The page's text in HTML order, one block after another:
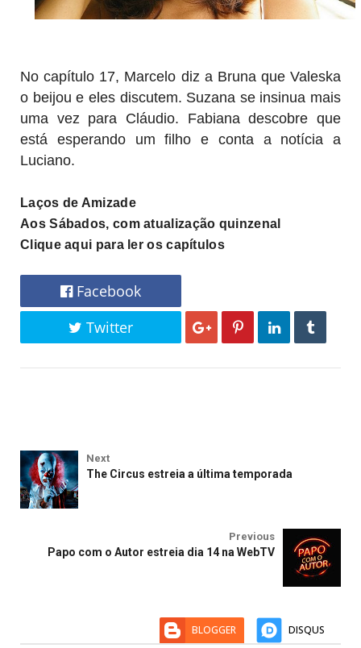
No capítulo 17, Marcelo diz a Bruna que Valeska
o beijou e eles discutem. Suzana se insinua mais
uma vez para Cláudio. Fabiana descobre que
está esperando um filho e conta a notícia a
Luciano.
Laços de Amizade
Aos Sábados, com atualização quinzenal
Clique aqui para ler os capítulos
Facebook
Twitter
Next
The Circus estreia a última temporada
Previous
Papo com o Autor estreia dia 14 na WebTV
BLOGGER DISQUS